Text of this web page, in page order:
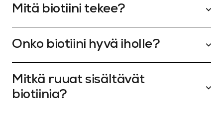
Mitä biotiini tekee?
Onko biotiini hyvä iholle?
Mitkä ruuat sisältävät
biotiinia?